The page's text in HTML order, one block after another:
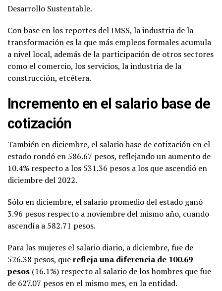
Desarrollo Sustentable.
Con base en los reportes del IMSS, la industria de la
transformación es la que más empleos formales acumula
a nivel local, además de la participación de otros sectores
como el comercio, los servicios, la industria de la
construcción, etcétera.
Incremento en el salario base de
cotización
También en diciembre, el salario base de cotización en el
estado rondó en 586.67 pesos, reflejando un aumento de
10.4% respecto a los 531.36 pesos a los que ascendió en
diciembre del 2022.
Sólo en diciembre, el salario promedio del estado ganó
3.96 pesos respecto a noviembre del mismo año, cuando
ascendía a 582.71 pesos.
Para las mujeres el salario diario, a diciembre, fue de
526.38 pesos, querefleja una diferencia de 100.69
pesos (16.1%) respecto al salario de los hombres que fue
de 627.07 pesos en el mismo mes, en la entidad.